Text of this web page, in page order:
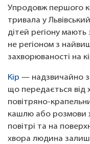
Упродовж першого
тривала у
дітей регіону мають
не регіоном з
захворюваності на
Кір — надзвичайно
що передається від
повітряно-
кашлю або розмови
повітрі та на
хвора людина